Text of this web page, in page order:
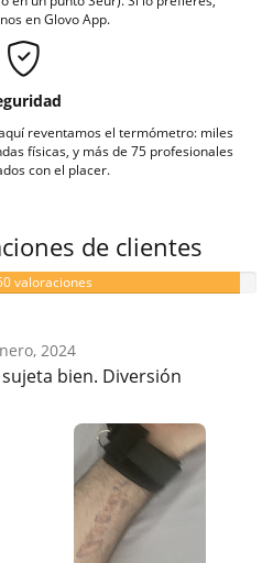
en Glovo App.
reventamos el termómetro: miles
físicas, y más de 75 profesionales
con el placer.
de clientes
valoraciones
2024
bien. Diversión